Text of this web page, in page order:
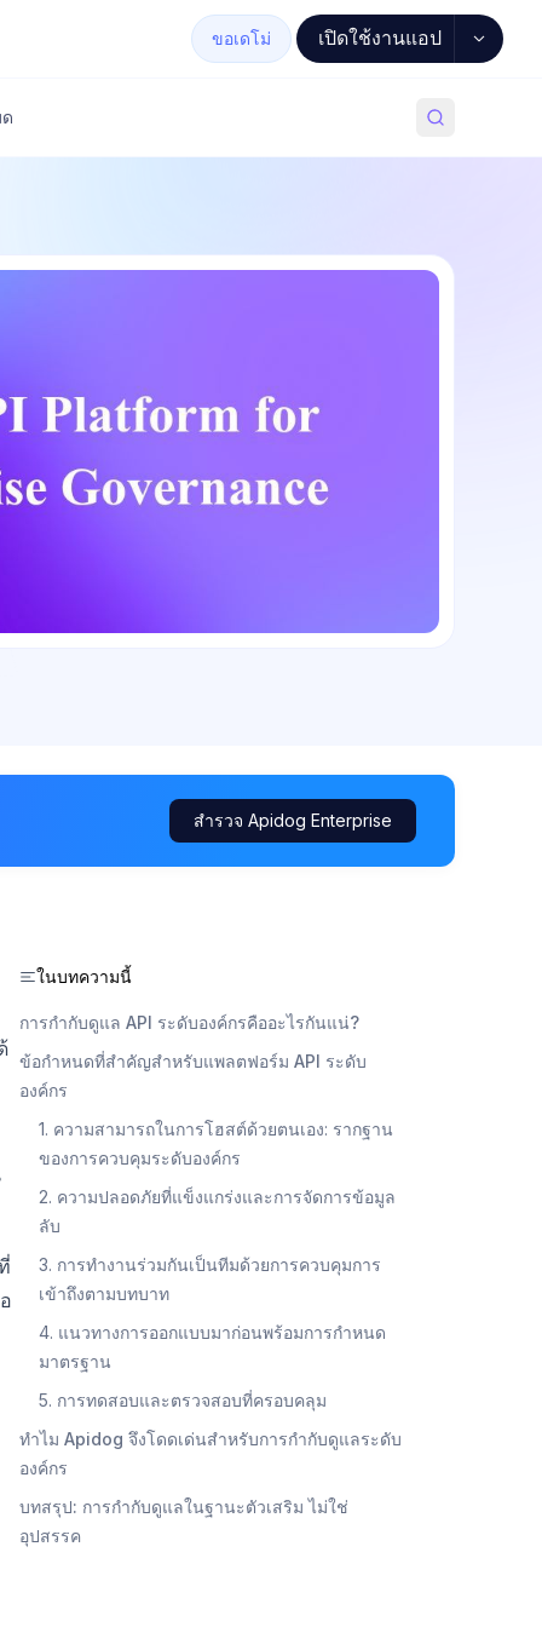
ขอเดโม่ เปิดใช้งานแอป
สำรวจ Apidog Enterprise
ในบทความนี้
การกำกับดูแล API ระดับองค์กรคืออะไรกันแน่?
ข้อกำหนดที่สำคัญสำหรับแพลตฟอร์ม API ระดับ
องค์กร
1. ความสามารถในการโฮสต์ด้วยตนเอง: รากฐาน
ของการควบคุมระดับองค์กร
2. ความปลอดภัยที่แข็งแกร่งและการจัดการข้อมูล
ลับ
3. การทำงานร่วมกันเป็นทีมด้วยการควบคุมการ
เข้าถึงตามบทบาท
4. แนวทางการออกแบบมาก่อนพร้อมการกำหนด
มาตรฐาน
5. การทดสอบและตรวจสอบที่ครอบคลุม
ทำไม Apidog จึงโดดเด่นสำหรับการกำกับดูแลระดับ
องค์กร
บทสรุป: การกำกับดูแลในฐานะตัวเสริม ไม่ใช่
อุปสรรค